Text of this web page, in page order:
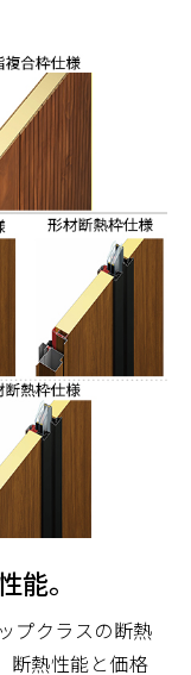
能。
プクラスの断熱
断熱性能と価格